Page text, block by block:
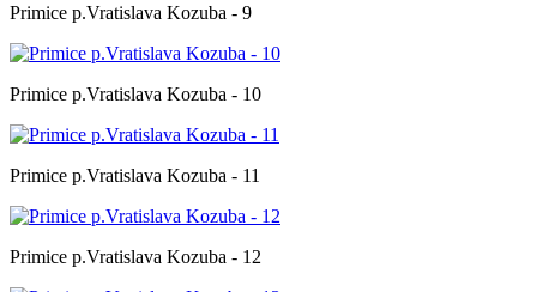
Primice p.Vratislava Kozuba - 9
Primice p.Vratislava Kozuba - 10
Primice p.Vratislava Kozuba - 11
Primice p.Vratislava Kozuba - 12